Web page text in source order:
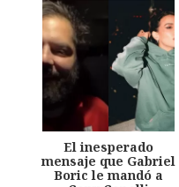
El inesperado
mensaje que Gabriel
Boric le mandó a